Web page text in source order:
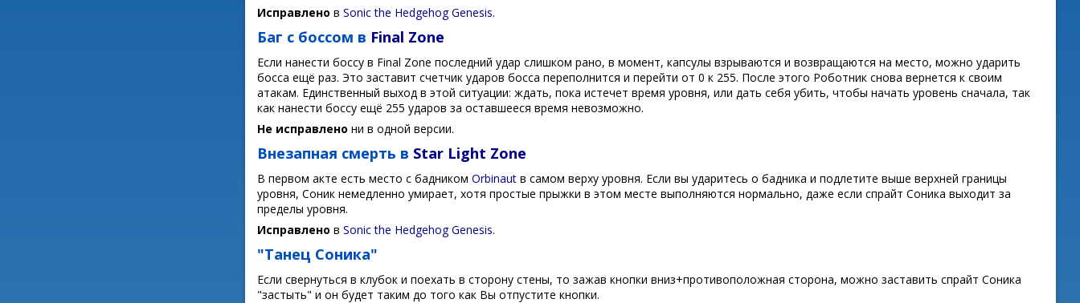
Исправлено в Sonic the Hedgehog Genesis.
Баг с боссом в Final Zone
Если нанести боссу в Final Zone последний удар слишком рано, в момент, капсулы взрываются и возвращаются на место, можно ударить
босса ещё раз. Это заставит счетчик ударов босса переполнится и перейти от 0 к 255. После этого Роботник снова вернется к своим
атакам. Единственный выход в этой ситуации: ждать, пока истечет время уровня, или дать себя убить, чтобы начать уровень сначала, так
как нанести боссу ещё 255 ударов за оставшееся время невозможно.
Не исправлено ни в одной версии.
Внезапная смерть в Star Light Zone
В первом акте есть место с бадником Orbinaut в самом верху уровня. Если вы ударитесь о бадника и подлетите выше верхней границы
уровня, Соник немедленно умирает, хотя простые прыжки в этом месте выполняются нормально, даже если спрайт Соника выходит за
пределы уровня.
Исправлено в Sonic the Hedgehog Genesis.
"Танец Соника"
Если свернуться в клубок и поехать в сторону стены, то зажав кнопки вниз+противоположная сторона, можно заставить спрайт Соника
"застыть" и он будет таким до того как Вы отпустите кнопки.